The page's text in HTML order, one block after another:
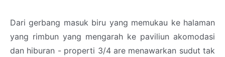
Dari gerbang masuk biru yang memukau ke halaman
yang rimbun yang mengarah ke paviliun akomodasi
dan hiburan - properti 3/4 are menawarkan sudut tak